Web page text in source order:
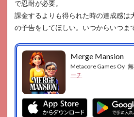
で忍耐が必要。
課金するよりも得られた時の達成感は
の予告をしてほしい。いつからいつま
Merge Mansion
Metacore Games Oy
ーチ